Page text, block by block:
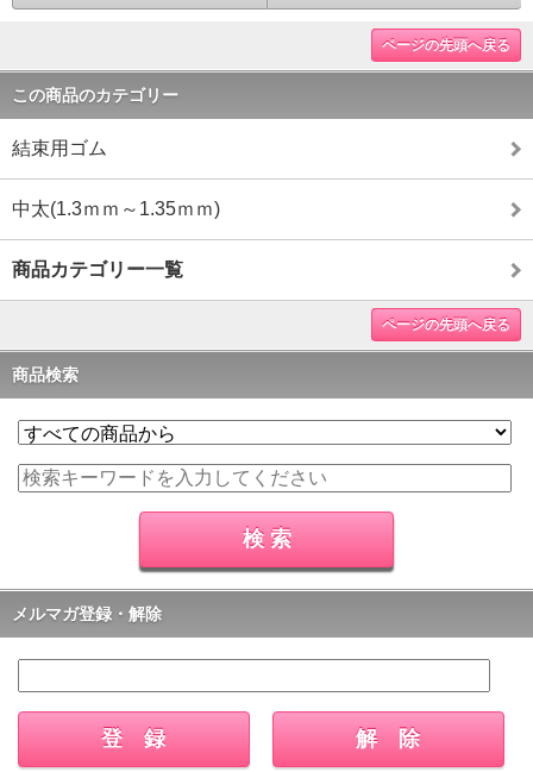
ページの先頭へ戻る
この商品のカテゴリー
結束用ゴム
中太(1.3ｍｍ～1.35ｍｍ)
商品カテゴリー一覧
ページの先頭へ戻る
商品検索
メルマガ登録・解除